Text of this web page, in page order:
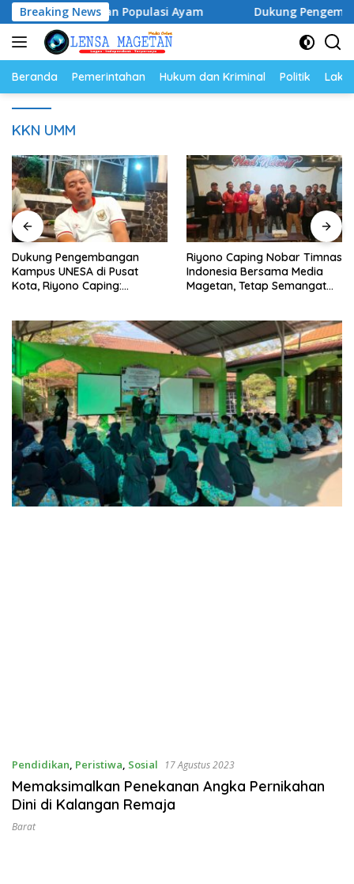
Langsung
ke
konten
Breaking News
Telur dan Populasi Ayam Dukung Pengembangan
Beranda Pemerintahan Hukum dan Kriminal Politik
KKN UMM
Dukung Pengembangan
Kampus UNESA di Pusat
Kota, Riyono Caping:
Riyono Caping Nobar Timnas
Indonesia Bersama Media
Magetan, Tetap Semangat
Pendidikan, Peristiwa, Sosial 17 Agustus 2023
Memaksimalkan Penekanan Angka Pernikahan
Dini di Kalangan Remaja
Barat